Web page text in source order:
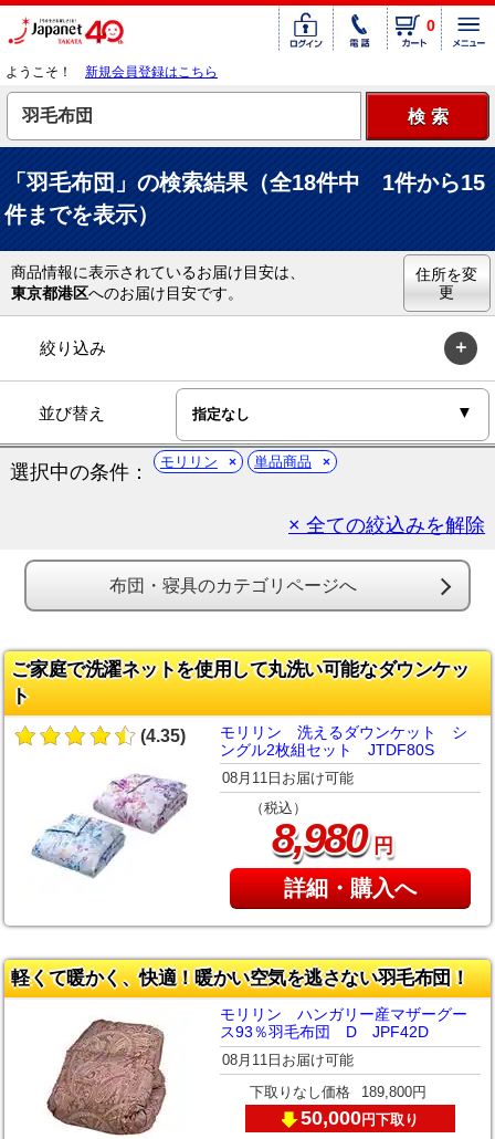
0
ようこそ！ 新規会員登録はこちら
「羽毛布団」の検索結果（全18件中 1件から15
件までを表示）
商品情報に表示されているお届け目安は、
東京都港区へのお届け目安です。
住所を変
更
絞り込み
並び替え
選択中の条件： モリリン 単品商品
× 全ての絞込みを解除
布団・寝具のカテゴリページへ
ご家庭で洗濯ネットを使用して丸洗い可能なダウンケッ
ト
(4.35)
モリリン 洗えるダウンケット シ
ングル2枚組セット JTDF80S
08月11日お届け可能
（税込）
8,980円
詳細・購入へ
軽くて暖かく、快適！暖かい空気を逃さない羽毛布団！
モリリン ハンガリー産マザーグー
ス93％羽毛布団 D JPF42D
08月11日お届け可能
下取りなし価格 189,800円
50,000円下取り